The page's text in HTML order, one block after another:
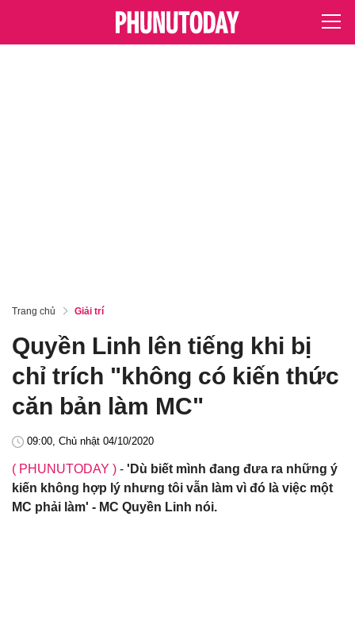
Trang chủ Giải trí
Quyền Linh lên tiếng khi bị
chỉ trích "không có kiến thức
căn bản làm MC"
09:00, Chủ nhật 04/10/2020
( PHUNUTODAY ) - 'Dù biết mình đang đưa ra những ý
kiến không hợp lý nhưng tôi vẫn làm vì đó là việc một
MC phải làm' - MC Quyền Linh nói.